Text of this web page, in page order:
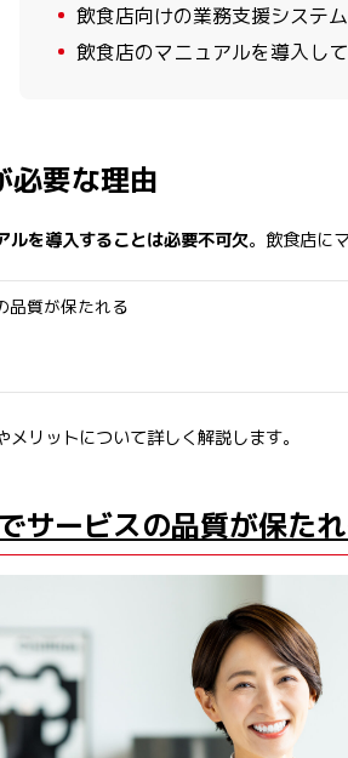
4 飲食店向けの業務支援システ
5 飲食店のマニュアルを導入し
必要な理由
ルを導入することは必要不可欠。飲食店に
品質が保たれる
リットについて詳しく解説します。
サービスの品質が保た